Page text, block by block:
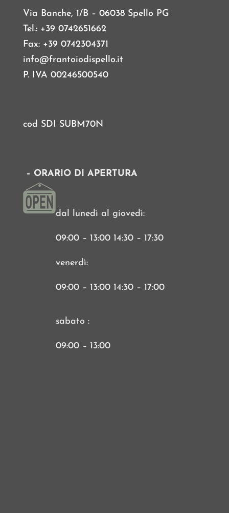
Via Banche, 1/B – 06038 Spello PG
Tel.: +39 0742651662
Fax: +39 0742304371
info@frantoiodispello.it
P. IVA 00246500540
cod SDI SUBM70N
– ORARIO DI APERTURA
dal lunedì al giovedì:
09:00 – 13:00 14:30 – 17:30
venerdì:
09:00 – 13:00 14:30 – 17:00
sabato :
09:00 – 13:00